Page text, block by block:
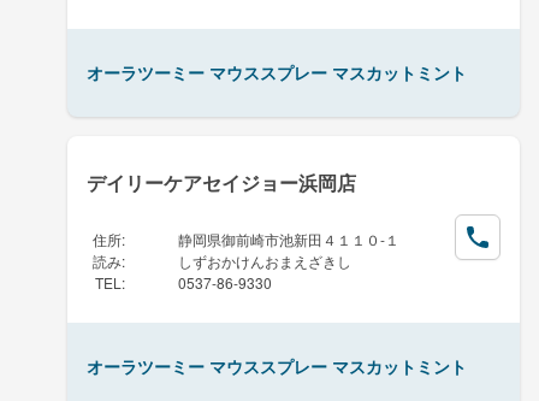
オーラツーミー マウススプレー マスカットミント
デイリーケアセイジョー浜岡店
住所:
静岡県御前崎市池新田４１１０-１
読み:
しずおかけんおまえざきし
TEL : 0537-86-9330
オーラツーミー マウススプレー マスカットミント